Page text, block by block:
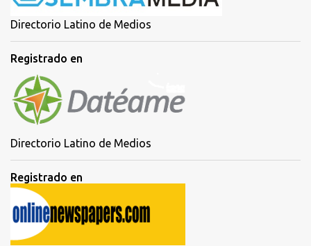
Directorio Latino de Medios
Registrado en
Directorio Latino de Medios
Registrado en